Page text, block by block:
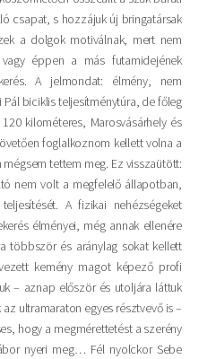
csapat, s hozzájuk új bringatársak
a dolgok motiválnak, mert nem
éppen a más futamidejének
A jelmondat: élmény, nem
Pál biciklis teljesítménytúra, de főleg
kilométeres, Marosvásárhely és
foglalkoznom kellett volna a
tettem meg. Ez visszaütött:
nem volt a megfelelő állapotban,
A fizikai nehézségeket
élményei, még annak ellenére
többször és aránylag sokat kellett
kemény magot képező profi
– aznap először és utoljára láttuk
ultramaraton egyes résztvevő is –
hogy a megmérettetést a szerény
nyeri meg… Fél nyolckor Sebe